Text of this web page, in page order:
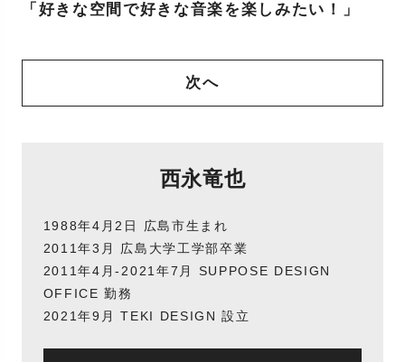
「好きな空間で好きな音楽を楽しみたい！」
次へ
西永竜也
1988年4月2日 広島市生まれ
2011年3月 広島大学工学部卒業
2011年4月-2021年7月 SUPPOSE DESIGN
OFFICE 勤務
2021年9月 TEKI DESIGN 設立